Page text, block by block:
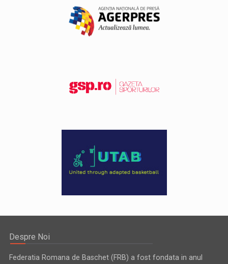
Despre Noi
Federatia Romana de Baschet (FRB) a fost fondata in anul